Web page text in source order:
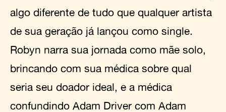
algo diferente de tudo que qualquer artista
de sua geração já lançou como single.
Robyn narra sua jornada como mãe solo,
brincando com sua médica sobre qual
seria seu doador ideal, e a médica
confundindo Adam Driver com Adam